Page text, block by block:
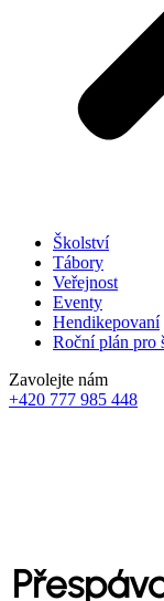
Školství
Tábory
Veřejnost
Eventy
Hendikepovaní
Roční plán pro
Zavolejte nám
+420 777 985 448